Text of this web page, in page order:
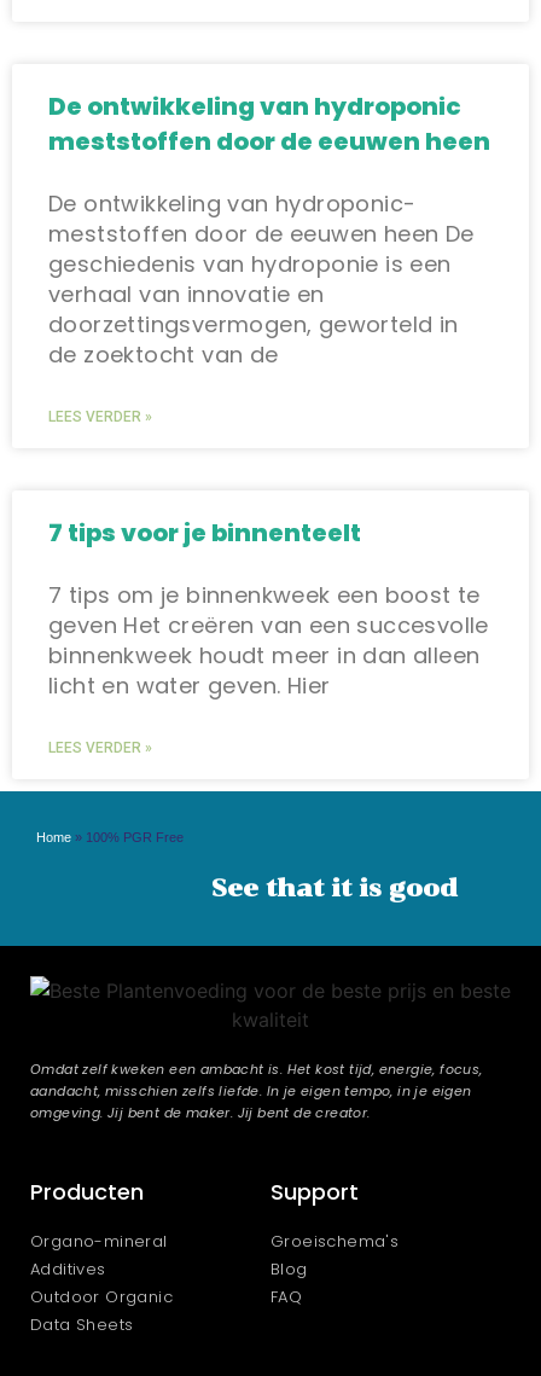
De ontwikkeling van hydroponic
meststoffen door de eeuwen heen
De ontwikkeling van hydroponic-
meststoffen door de eeuwen heen De
geschiedenis van hydroponie is een
verhaal van innovatie en
doorzettingsvermogen, geworteld in
de zoektocht van de
LEES VERDER »
7 tips voor je binnenteelt
7 tips om je binnenkweek een boost te
geven Het creëren van een succesvolle
binnenkweek houdt meer in dan alleen
licht en water geven. Hier
LEES VERDER »
Home » 100% PGR Free
See that it is good
Omdat zelf kweken een ambacht is. Het kost tijd, energie, focus,
aandacht, misschien zelfs liefde. In je eigen tempo, in je eigen
omgeving. Jij bent de maker. Jij bent de creator.
Producten
Organo-mineral
Additives
Outdoor Organic
Data Sheets
Support
Groeischema's
Blog
FAQ